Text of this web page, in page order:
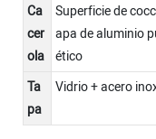
Ca
cer
ola
Superficie de
apa de aluminio
ético
Ta
pa
Vidrio + acero